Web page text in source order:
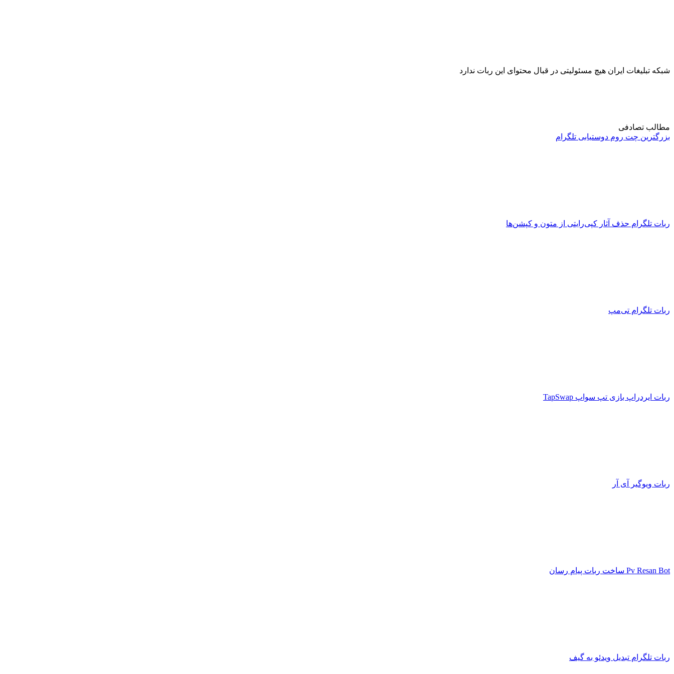
شبکه تبلیغات ایران هیچ مسئولیتی در قبال محتوای این ربات ندارد
مطالب تصادفی
بزرگترین چت روم دوستیابی تلگرام
ربات تلگرام حذف آثار کپی‌رایتی از متون و کپشن‌ها
ربات تلگرام تی‌مپ
ربات ایردراپ بازی تپ سواپ TapSwap
ربات ویوگیر آی آر
Pv Resan Bot ساخت ربات پیام رسان
ربات تلگرام تبدیل ویدئو به گیف